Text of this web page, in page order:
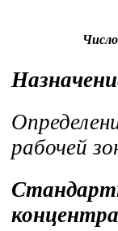
рабочей